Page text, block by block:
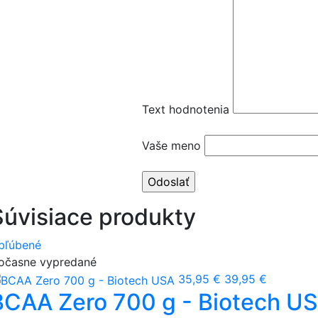
Text hodnotenia
Vaše meno
produkty
vypredané
35,95 € 39,95 €
Zero 700 g - Biotech